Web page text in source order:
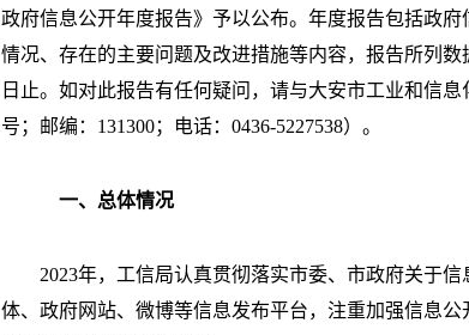
政府信息公开年度报告》予以公布。年度报告包括政
情况、存在的主要问题及改进措施等内容，报告所列数
日止。如对此报告有任何疑问，请与大安市工业和信
号；邮编：131300；电话：0436-5227538）。
一、总体情况
2023年，工信局认真贯彻落实市委、市政府关于信
体、政府网站、微博等信息发布平台，注重加强信息